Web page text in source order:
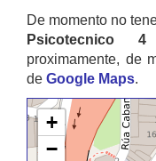
De momento no
Psicotecnico 4
proximamente, de
de Google Maps.
+
−